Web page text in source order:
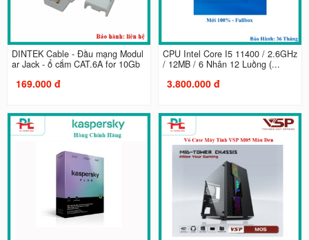
DINTEK Cable - Đầu mạng Modul
ar Jack - ổ cắm CAT.6A for 10Gb
169.000 đ
CPU Intel Core I5 11400 / 2.6GHz
/ 12MB / 6 Nhân 12 Luồng (...
3.800.000 đ